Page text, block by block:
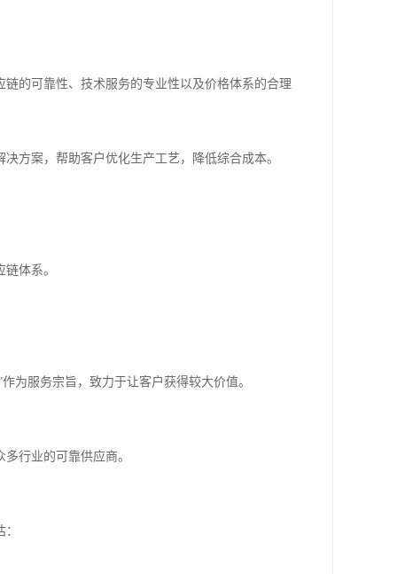
的可靠性、技术服务的专业性以及价格体系的合理
方案，帮助客户优化生产工艺，降低综合成本。
体系。
为服务宗旨，致力于让客户获得较大价值。
行业的可靠供应商。